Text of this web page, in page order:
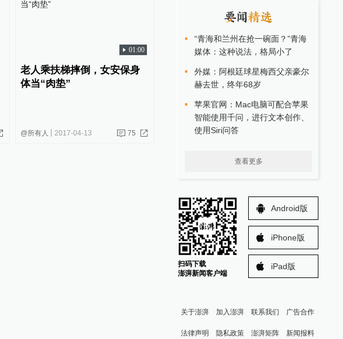
01:00
老人乘扶梯摔倒，女安保身
体当“肉垫”
@所有人 2017-04-13 75
“青海和兰州在抢一碗面？”青海
媒体：这种说法，格局小了
外媒：阿根廷球星梅西父亲豪尔
赫去世，终年68岁
苹果官网：Mac电脑可配合苹果
智能使用千问，进行文本创作、
使用Siri问答
查看更多
扫码下载
澎湃新闻客户端
Android版
iPhone版
iPad版
关于澎湃 加入澎湃 联系我们 广告合作
法律声明 隐私政策 澎湃矩阵 新闻报料